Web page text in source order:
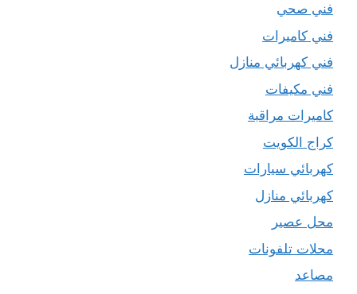
فني صحي
فني كاميرات
فني كهربائي منازل
فني مكيفات
كاميرات مراقبة
كراج الكويت
كهربائي سيارات
كهربائي منازل
محل عصير
محلات تلفونات
مصاعد